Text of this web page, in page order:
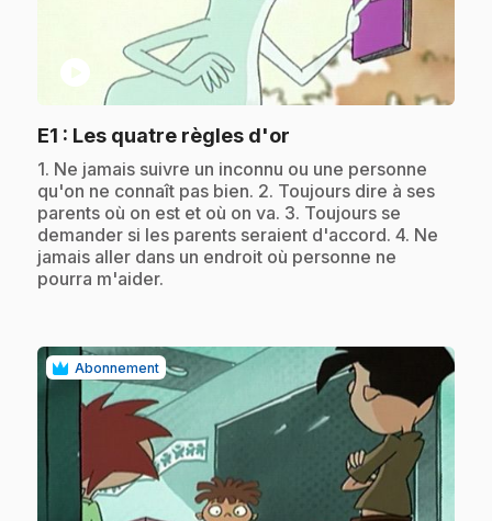
play_circle
E1 : Les quatre règles d'or
.1. Ne jamais suivre un inconnu ou une personne
qu'on ne connaît pas bien. 2. Toujours dire à ses
parents où on est et où on va. 3. Toujours se
demander si les parents seraient d'accord. 4. Ne
jamais aller dans un endroit où personne ne
pourra m'aider.
Abonnement